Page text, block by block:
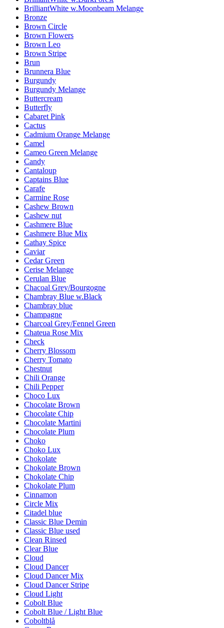
BrilliantWhite w.Moonbeam Melange
Bronze
Brown Circle
Brown Flowers
Brown Leo
Brown Stripe
Brun
Brunnera Blue
Burgundy
Burgundy Melange
Buttercream
Butterfly
Cabaret Pink
Cactus
Cadmium Orange Melange
Camel
Cameo Green Melange
Candy
Cantaloup
Captains Blue
Carafe
Carmine Rose
Cashew Brown
Cashew nut
Cashmere Blue
Cashmere Blue Mix
Cathay Spice
Caviar
Cedar Green
Cerise Melange
Cerulan Blue
Chacoal Grey/Bourgogne
Chambray Blue w.Black
Chambray blue
Champagne
Charcoal Grey/Fennel Green
Chateua Rose Mix
Check
Cherry Blossom
Cherry Tomato
Chestnut
Chili Orange
Chili Pepper
Choco Lux
Chocolate Brown
Chocolate Chip
Chocolate Martini
Chocolate Plum
Choko
Choko Lux
Chokolate
Chokolate Brown
Chokolate Chip
Chokolate Plum
Cinnamon
Circle Mix
Citadel blue
Classic Blue Demin
Classic Blue used
Clean Rinsed
Clear Blue
Cloud
Cloud Dancer
Cloud Dancer Mix
Cloud Dancer Stripe
Cloud Light
Cobolt Blue
Cobolt Blue / Light Blue
Coboltblå